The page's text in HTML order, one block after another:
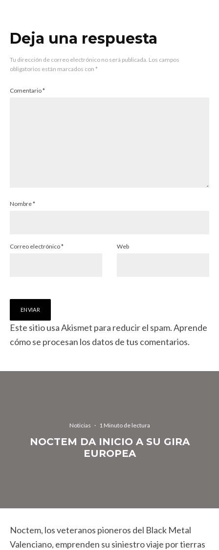
Deja una respuesta
Tu dirección de correo electrónico no será publicada. Los campos
obligatorios están marcados con *
Comentario*
Nombre*
Correo electrónico* Web
Este sitio usa Akismet para reducir el spam.Aprende
cómo se procesan los datos de tus comentarios.
Noticias · 1 Minuto de lectura
NOCTEM DA INICIO A SU GIRA
EUROPEA
Noctem, los veteranos pioneros del Black Metal
Valenciano, emprenden su siniestro viaje por tierras